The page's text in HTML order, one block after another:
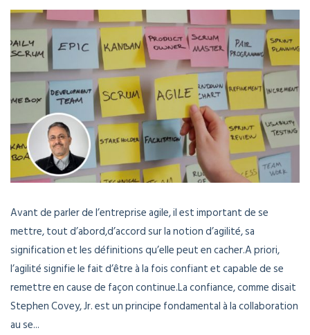
Avant de parler de l’entreprise agile, il est important de se
mettre, tout d’abord,d’accord sur la notion d’agilité, sa
signification et les définitions qu’elle peut en cacher.A priori,
l’agilité signifie le fait d’être à la fois confiant et capable de se
remettre en cause de façon continue.La confiance, comme disait
Stephen Covey, Jr. est un principe fondamental à la collaboration
au se...